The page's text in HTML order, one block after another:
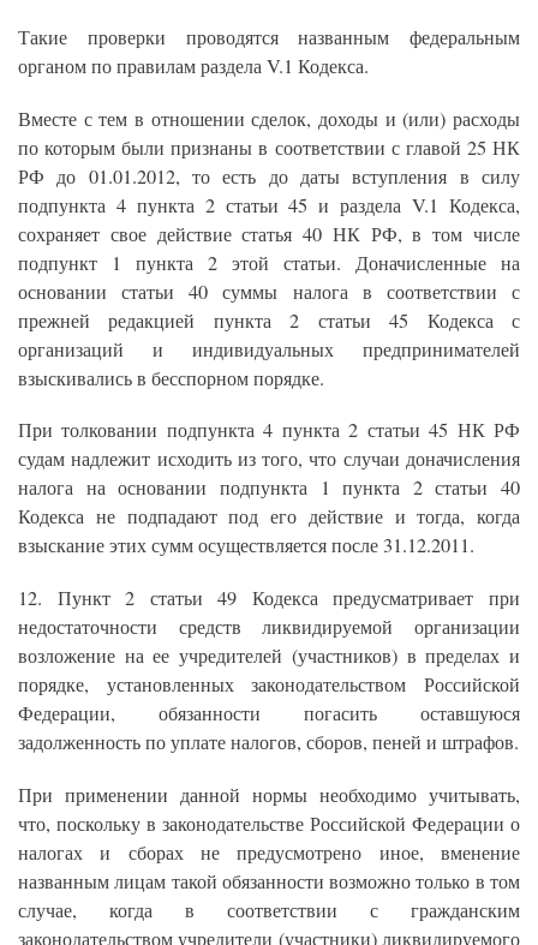
Такие проверки проводятся названным федеральным
органом по правилам раздела V.1 Кодекса.
Вместе с тем в отношении сделок, доходы и (или) расходы
по которым были признаны в соответствии с главой 25 НК
РФ до 01.01.2012, то есть до даты вступления в силу
подпункта 4 пункта 2 статьи 45 и раздела V.1 Кодекса,
сохраняет свое действие статья 40 НК РФ, в том числе
подпункт 1 пункта 2 этой статьи. Доначисленные на
основании статьи 40 суммы налога в соответствии с
прежней редакцией пункта 2 статьи 45 Кодекса с
организаций и индивидуальных предпринимателей
взыскивались в бесспорном порядке.
При толковании подпункта 4 пункта 2 статьи 45 НК РФ
судам надлежит исходить из того, что случаи доначисления
налога на основании подпункта 1 пункта 2 статьи 40
Кодекса не подпадают под его действие и тогда, когда
взыскание этих сумм осуществляется после 31.12.2011.
12. Пункт 2 статьи 49 Кодекса предусматривает при
недостаточности средств ликвидируемой организации
возложение на ее учредителей (участников) в пределах и
порядке, установленных законодательством Российской
Федерации, обязанности погасить оставшуюся
задолженность по уплате налогов, сборов, пеней и штрафов.
При применении данной нормы необходимо учитывать,
что, поскольку в законодательстве Российской Федерации о
налогах и сборах не предусмотрено иное, вменение
названным лицам такой обязанности возможно только в том
случае, когда в соответствии с гражданским
законодательством учредители (участники) ликвидируемого